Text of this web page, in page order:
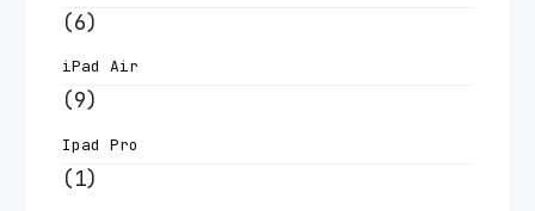
(6)
iPad Air
(9)
Ipad Pro
(1)